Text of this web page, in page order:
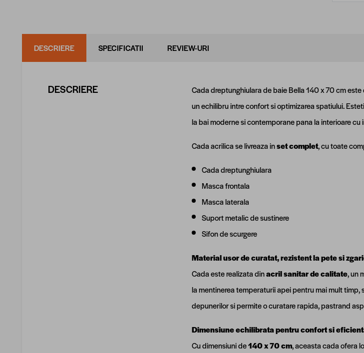
DESCRIERE SPECIFICATII REVIEW-URI
DESCRIERE
Cada dreptunghiulara de baie Bella 140 x 70 cm
un echilibru intre confort si optimizarea spatiului.
la bai moderne si contemporane pana la interioare cu
Cada acrilica se livreaza inset complet, cu toate
Cada dreptunghiulara
Masca frontala
Masca laterala
Suport metalic de sustinere
Sifon de scurgere
Material usor de curatat, rezistent la pete si
Cada este realizata dinacril sanitar de calitate, un
la mentinerea temperaturii apei pentru mai mult
depunerilor si permite o curatare rapida, pastrand
Dimensiune echilibrata pentru confort si
Cu dimensiuni de140 x 70 cm, aceasta cada ofera